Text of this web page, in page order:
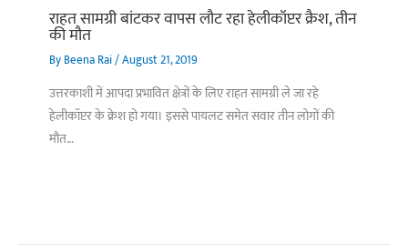
राहत सामग्री बांटकर वापस लौट रहा हेलीकॉप्टर क्रैश, तीन
की मौत
ByBeena Rai/August 21, 2019
उत्तरकाशी में आपदा प्रभावित क्षेत्रों के लिए राहत सामग्री ले जा रहे
हेलीकॉप्टर के क्रेश हो गया। इससे पायलट समेत सवार तीन लोगों की
मौत…